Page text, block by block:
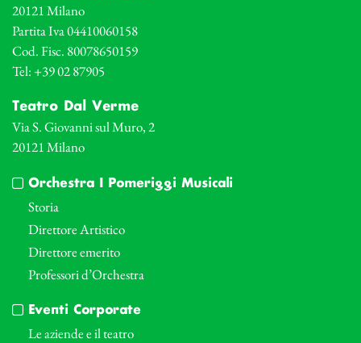
20121 Milano
Partita Iva 04410060158
Cod. Fisc. 80078650159
Tel: +39 02 87905
Teatro Dal Verme
Via S. Giovanni sul Muro, 2
20121 Milano
Orchestra I Pomeriggi Musicali
Storia
Direttore Artistico
Direttore emerito
Professori d’Orchestra
Eventi Corporate
Le aziende e il teatro